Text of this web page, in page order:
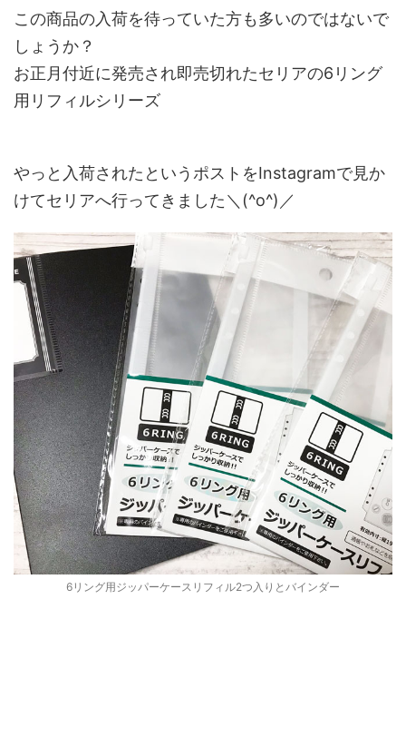
この商品の入荷を待っていた方も多いのではないで
しょうか？
お正月付近に発売され即売切れたセリアの6リング
用リフィルシリーズ
やっと入荷されたというポストをInstagramで見か
けてセリアへ行ってきました＼(^o^)／
6リング用ジッパーケースリフィル2つ入りとバインダー